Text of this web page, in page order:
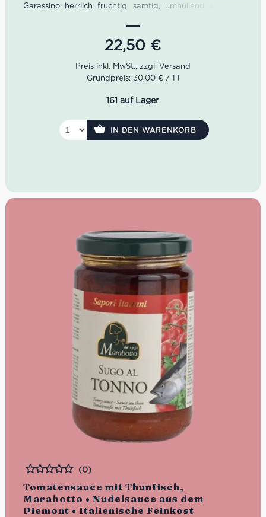
Garassino herrlich fruchtig, samtig, umhüllend als auch
Farbe: Karminrot
Geruch: Rosenblüten, Cassis, süße Gewürze
Geschmack: fruchtig, samtig, umhüllend
Idealer Versandkarton: 21 Flaschen
22,50 €
Grundpreis: 30,00 € / 1 l
161 auf Lager
IN DEN WARENKORB
Tomatensauce mit Thunfisch,
Marabotto • Nudelsauce aus dem
Piemont • Italienische Feinkost
Bewertet
(0)